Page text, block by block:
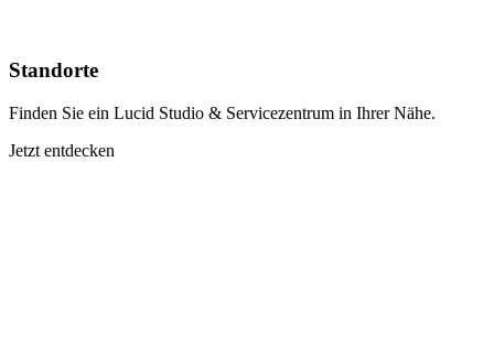
Standorte
Finden Sie ein Lucid Studio & Servicezentrum in Ihrer Nähe.
Jetzt entdecken